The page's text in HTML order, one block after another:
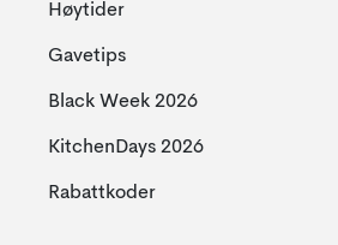
Høytider
Gavetips
Black Week 2026
KitchenDays 2026
Rabattkoder